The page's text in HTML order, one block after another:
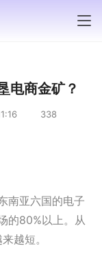
电商金矿？
338
南亚六国的电子
的80%以上。从
越短。